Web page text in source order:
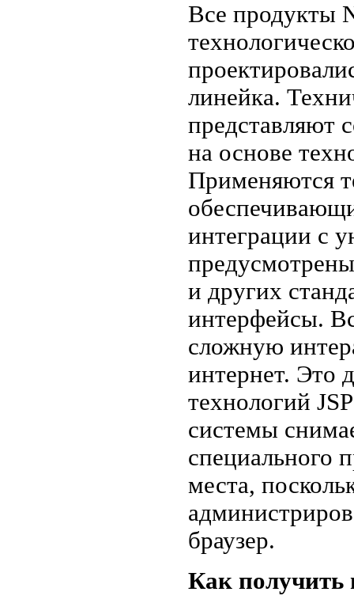
Все продукты
линейка.
представляют
на основе
Применяются
интеграции с
и других
интерфейсы.
сложную
интернет. Это
технологий
системы
специального
места,
браузер.
Как получить